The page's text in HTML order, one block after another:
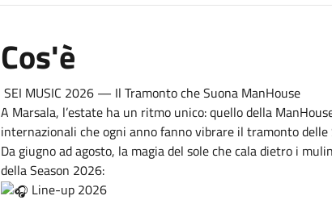
Cos'è
SEI MUSIC 2026 — Il Tramonto che Suona ManHouse
A Marsala, l’estate ha un ritmo unico: quello della
internazionali che ogni anno fanno vibrare il tramonto delle
Da giugno ad agosto, la magia del sole che cala dietro i
della Season 2026:
Line-up 2026